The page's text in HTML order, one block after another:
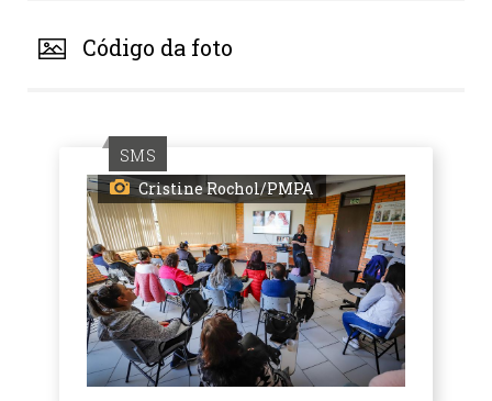
Código da foto
SMS
Cristine Rochol/PMPA